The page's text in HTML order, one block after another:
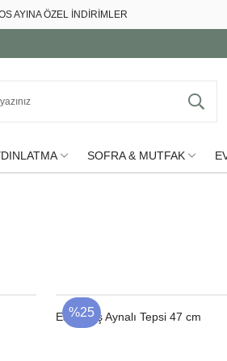
AYINA ÖZEL İNDİRİMLER
SOFRA & MUTFAK
%25
Eskitilmiş Aynalı Tepsi 47 cm